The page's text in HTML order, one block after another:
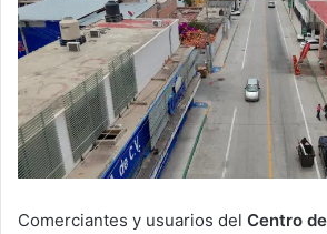
Comerciantes y usuarios del Centro